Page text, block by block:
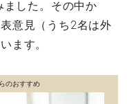
した。その中か
意見（うち2名は外
ます。
のおすすめ